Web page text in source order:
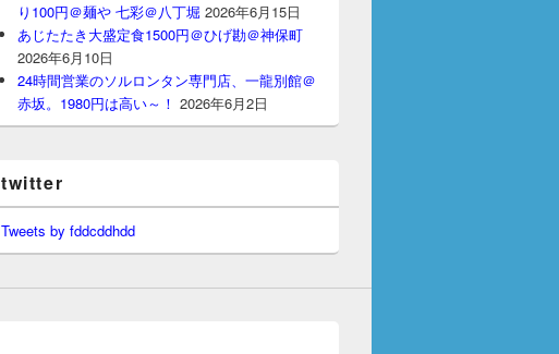
り100円＠麺や 七彩＠八丁堀 2026年6月15日
あじたたき大盛定食1500円＠ひげ勘＠神保町
2026年6月10日
24時間営業のソルロンタン専門店、一龍別館＠
赤坂。1980円は高い～！ 2026年6月2日
twitter
Tweets by fddcddhdd